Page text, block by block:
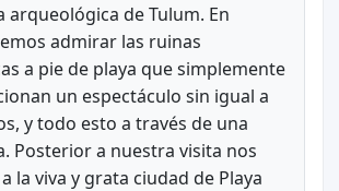
arqueológica de Tulum. En
admirar las ruinas
a pie de playa que simplemente
un espectáculo sin igual a
y todo esto a través de una
Posterior a nuestra visita nos
la viva y grata ciudad de Playa